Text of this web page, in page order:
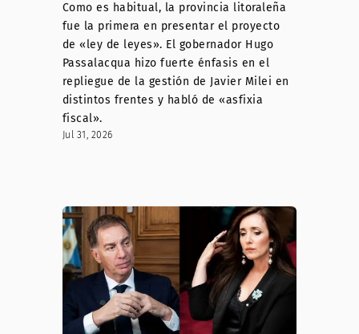
Como es habitual, la provincia litoraleña
fue la primera en presentar el proyecto
de «ley de leyes». El gobernador Hugo
Passalacqua hizo fuerte énfasis en el
repliegue de la gestión de Javier Milei en
distintos frentes y habló de «asfixia
fiscal».
Jul 31, 2026